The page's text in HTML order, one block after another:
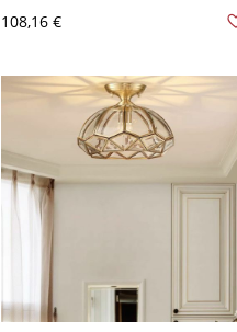
LED/incandescent/fluorescent
décontracté, 110V-120V, noyer,
108,16 €